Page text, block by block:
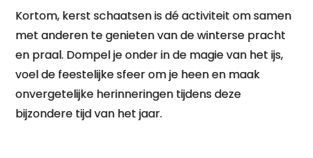
Kortom, kerst schaatsen is dé activiteit om samen
met anderen te genieten van de winterse pracht
en praal. Dompel je onder in de magie van het ijs,
voel de feestelijke sfeer om je heen en maak
onvergetelijke herinneringen tijdens deze
bijzondere tijd van het jaar.